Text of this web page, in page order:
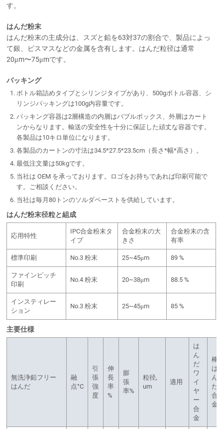
す。
はんだ粉末
はんだ粉末の主成分は、スズと鉛を63対37の割合で、製品によっ
て銀、ビスマスなどの金属を含有します。はんだ粒径は通常
20μm〜75μmです。
パッキング
ボトル箱詰めタイプとシリンジタイプがあり、500gボトル容器、シ
リンジパッキングは100g内容量です。
パッキング容器は2層構造の内層はバブルボックス、外層はカート
ンからなります。輸送の安全性を十分に保証した頑丈な容器です。
各製品は10キロ単位になります。
各製品のカートンの寸法は34.5*27.5*23.5cm（長さ*幅*高さ）。
最低注文量は50kgです。
当社は OEM を承っております。ロゴをお持ちであれば印刷可能で
す。ご相談ください。
当社は毎月80トンのソルダペーストを供給しています。
はんだ粉末径粒と組成
応用特性
IPC合金粉末タ
イプ
合金粉末の大
きさ
合金粉末の含
有率
標準印刷 No.3 粉末 25~45μm 89 %
ファインピッチ
印刷
No.4 粉末 20~38μm 88.5 %
インスティレー
ション
No.3 粉末 25~45μm 85 %
主要仕様
無洗浄鉛フリー
はんだ
融
点°C
引
張
強
度
伸
長
率
%
膨
張
率%
粒径,
um
適用
は
ん
だ
ワ
イ
ヤ
ー
合
金
棒
は
ん
だ
合
金